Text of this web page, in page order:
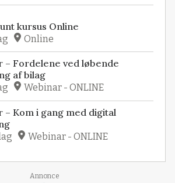
kursus Online
Online
– Fordelene ved løbende
af bilag
Webinar - ONLINE
– Kom i gang med digital
Webinar - ONLINE
Annonce